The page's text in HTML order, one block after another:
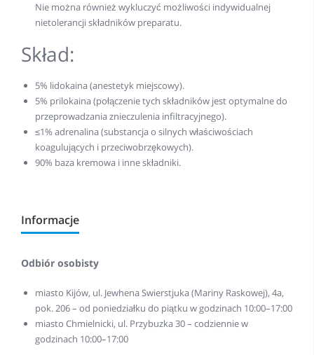
Nie można również wykluczyć możliwości indywidualnej
nietolerancji składników preparatu.
Skład:
5% lidokaina (anestetyk miejscowy).
5% prilokaina (połączenie tych składników jest optymalne do
przeprowadzania znieczulenia infiltracyjnego).
≤1% adrenalina (substancja o silnych właściwościach
koagulujących i przeciwobrzękowych).
90% baza kremowa i inne składniki.
Informacje
Odbiór osobisty
miasto Kijów, ul. Jewhena Swierstjuka (Mariny Raskowej), 4a,
pok. 206 – od poniedziałku do piątku w godzinach 10:00–17:00
miasto Chmielnicki, ul. Przybuzka 30 – codziennie w
godzinach 10:00–17:00